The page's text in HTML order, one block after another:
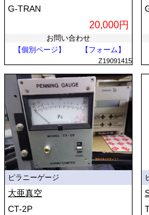
G-TRAN
20,000円
お問い合わせ
【個別ページ】
【フォーム】
Z19091415
ピラニーゲージ
大亜真空
CT-2P